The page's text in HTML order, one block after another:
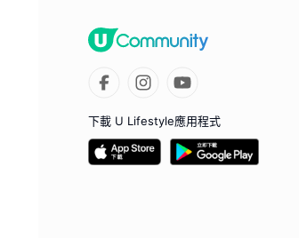
下載 U Lifestyle應用程式